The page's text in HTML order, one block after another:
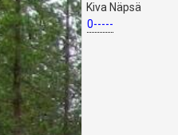
Kiva Näpsä
0-----